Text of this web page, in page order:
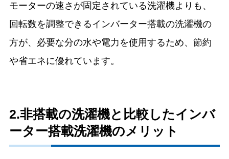
モーターの速さが固定されている洗濯機よりも、
回転数を調整できるインバーター搭載の洗濯機の
方が、必要な分の水や電力を使用するため、節約
や省エネに優れています。
2.非搭載の洗濯機と比較したインバ
ーター搭載洗濯機のメリット